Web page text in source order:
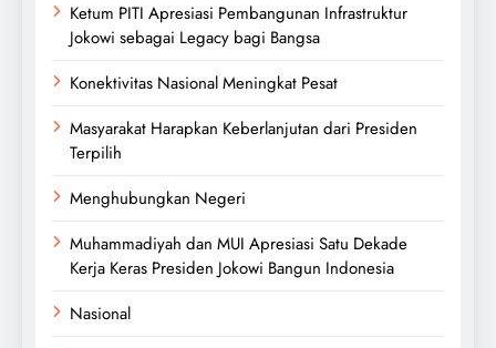
Ketum PITI Apresiasi Pembangunan Infrastruktur
Jokowi sebagai Legacy bagi Bangsa
Konektivitas Nasional Meningkat Pesat
Masyarakat Harapkan Keberlanjutan dari Presiden
Terpilih
Menghubungkan Negeri
Muhammadiyah dan MUI Apresiasi Satu Dekade
Kerja Keras Presiden Jokowi Bangun Indonesia
Nasional